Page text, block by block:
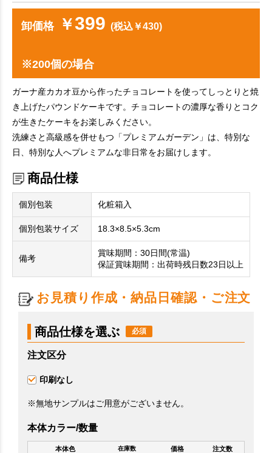
卸価格 ￥399 (税込￥430)
※200個の場合
ガーナ産カカオ豆から作ったチョコレートを使ってしっとりと焼
き上げたパウンドケーキです。チョコレートの濃厚な香りとコク
が生きたケーキをお楽しみください。
洗練さと高級感を併せもつ「プレミアムガーデン」は、特別な
日、特別な人へプレミアムな非日常をお届けします。
商品仕様
個別包装 化粧箱入
個別包装サイズ 18.3×8.5×5.3cm
備考
賞味期間：30日間(常温)
保証賞味期間：出荷時残日数23日以上
お見積り作成・納品日確認・ご注文
商品仕様を選ぶ
注文区分
印刷なし
※無地サンプルはご用意がございません。
本体カラー/数量
本体色 在庫数 価格 注文数